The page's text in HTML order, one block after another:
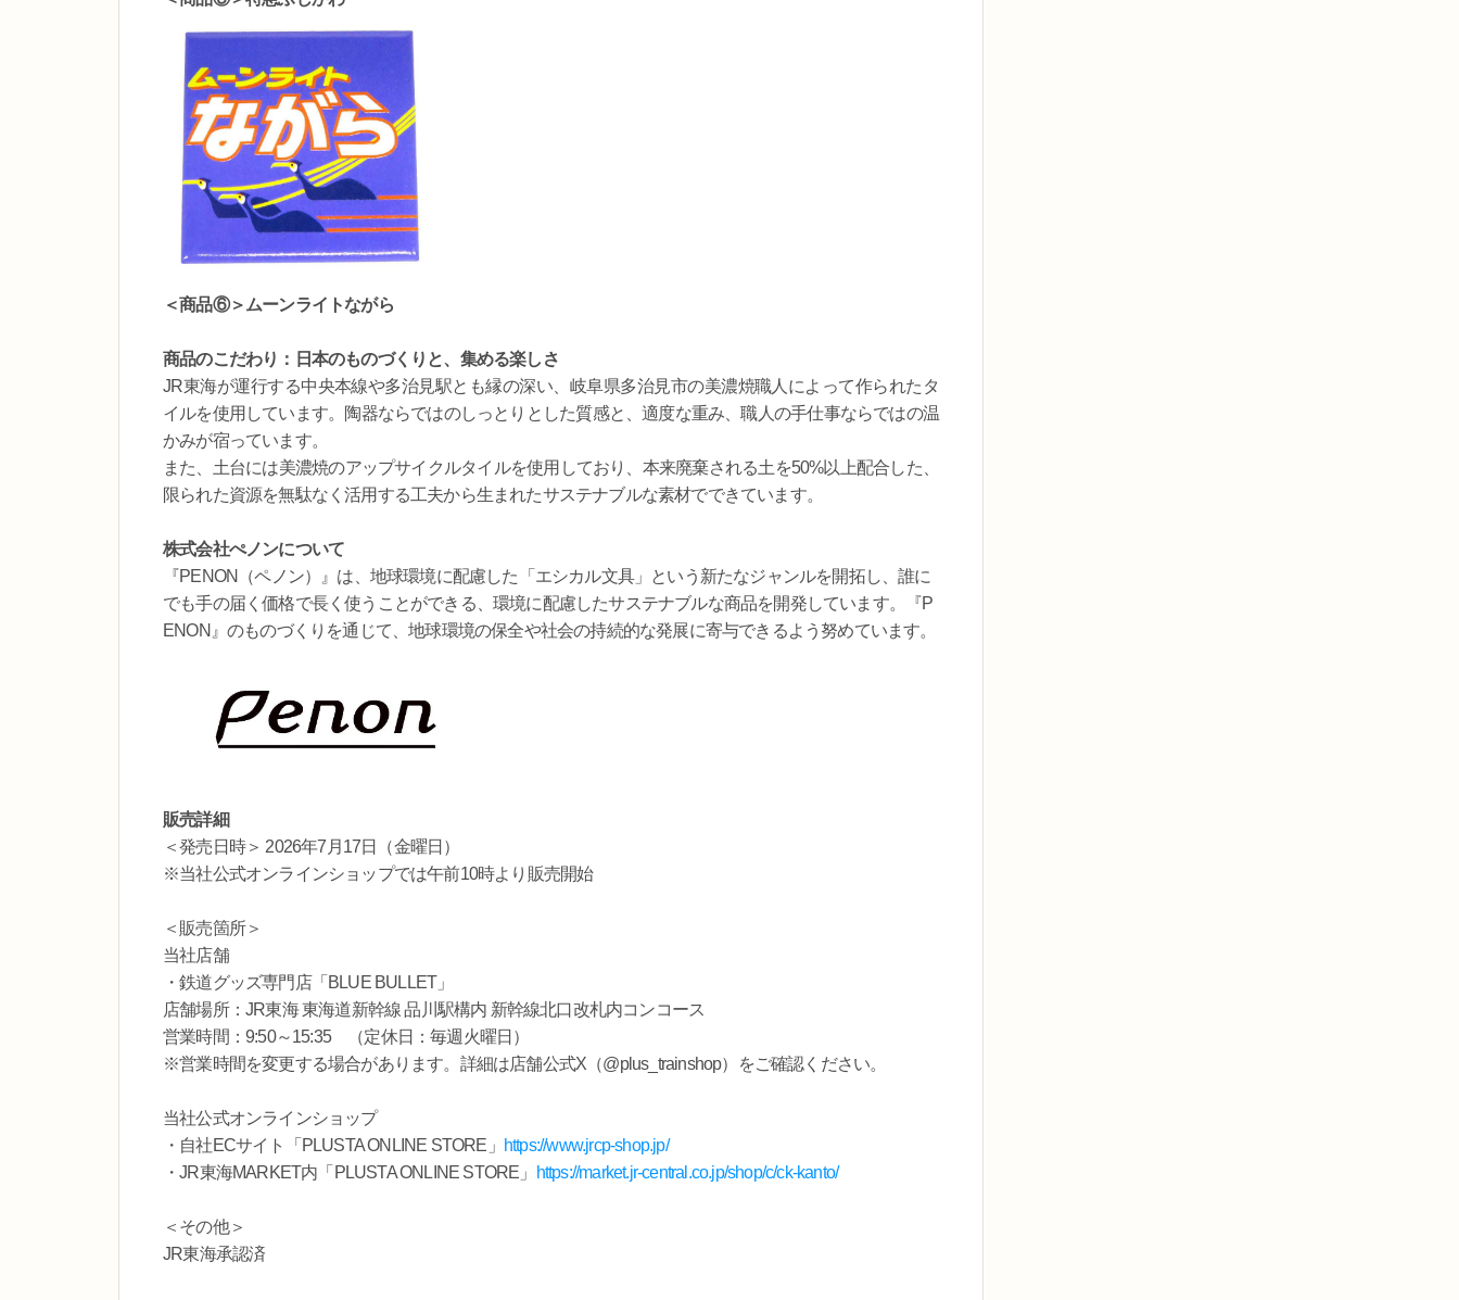
＜商品⑥＞ムーンライトながら
商品のこだわり：日本のものづくりと、集める楽しさ
JR東海が運行する中央本線や多治見駅とも縁の深い、岐阜県多治見市の美濃焼職人によって作られたタ
イルを使用しています。陶器ならではのしっとりとした質感と、適度な重み、職人の手仕事ならではの温
かみが宿っています。
また、土台には美濃焼のアップサイクルタイルを使用しており、本来廃棄される土を50%以上配合した、
限られた資源を無駄なく活用する工夫から生まれたサステナブルな素材でできています。
株式会社ぺノンについて
『PENON（ペノン）』は、地球環境に配慮した「エシカル文具」という新たなジャンルを開拓し、誰に
でも手の届く価格で長く使うことができる、環境に配慮したサステナブルな商品を開発しています。『P
ENON』のものづくりを通じて、地球環境の保全や社会の持続的な発展に寄与できるよう努めています。
販売詳細
＜発売日時＞ 2026年7月17日（金曜日）
※当社公式オンラインショップでは午前10時より販売開始
＜販売箇所＞
当社店舗
・鉄道グッズ専門店「BLUE BULLET」
店舗場所：JR東海 東海道新幹線 品川駅構内 新幹線北口改札内コンコース
営業時間：9:50～15:35 （定休日：毎週火曜日）
※営業時間を変更する場合があります。詳細は店舗公式X（@plus_trainshop）をご確認ください。
当社公式オンラインショップ
・自社ECサイト「PLUSTA ONLINE STORE」 https://www.jrcp-shop.jp/
・JR東海MARKET内「PLUSTA ONLINE STORE」
https://market.jr-central.co.jp/shop/c/ck-kanto/
＜その他＞
JR東海承認済